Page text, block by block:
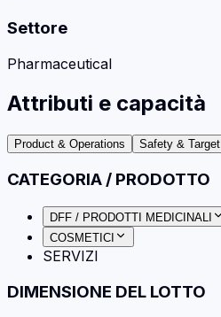
Settore
Pharmaceutical
Attributi e capacità
Product & Operations Safety & Target
CATEGORIA / PRODOTTO
DFF / PRODOTTI MEDICINALI
COSMETICI
SERVIZI
DIMENSIONE DEL LOTTO